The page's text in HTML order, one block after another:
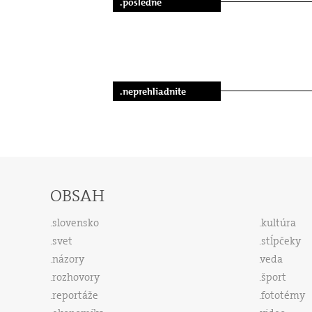
.neprehliadnite
OBSAH
slovensko
svet
názory
rozhovory
reportáže
kultúra
stĺpčeky
veda
šport
fototémy